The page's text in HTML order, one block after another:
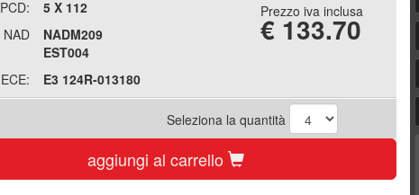
PCD:
5 X 112
NAD
NADM209
EST004
ECE:
E3 124R-013180
Prezzo iva inclusa
€ 133.70
Seleziona la quantità
aggiungi al carrello